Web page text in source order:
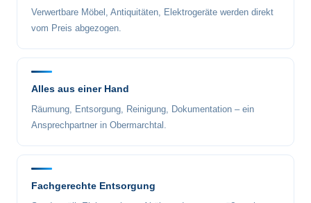
Verwertbare Möbel, Antiquitäten, Elektrogeräte werden direkt
vom Preis abgezogen.
Alles aus einer Hand
Räumung, Entsorgung, Reinigung, Dokumentation – ein
Ansprechpartner in Obermarchtal.
Fachgerechte Entsorgung